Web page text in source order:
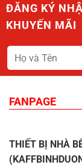
ĐĂNG KÝ
KHUYẾN MÃI
FANPAGE
THIẾT BỊ NHÀ